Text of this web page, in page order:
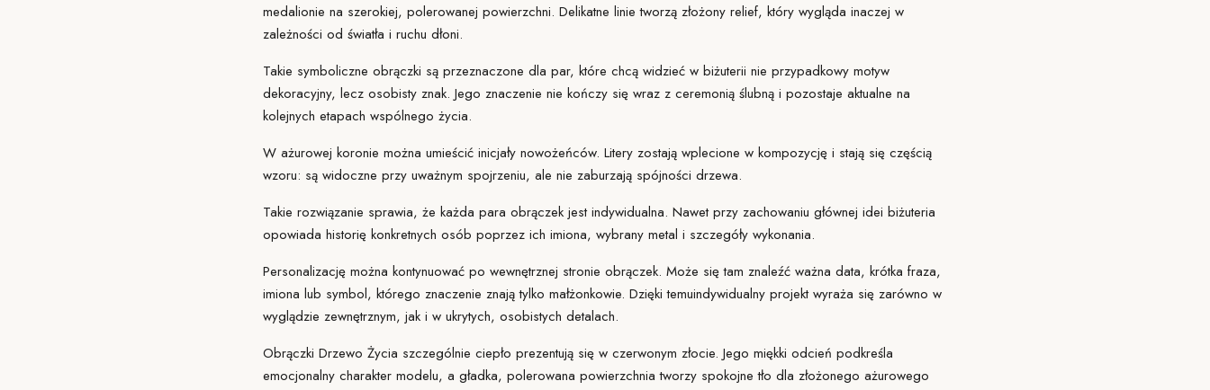
medalionie na szerokiej, polerowanej powierzchni. Delikatne linie tworzą złożony relief, który wygląda inaczej w
zależności od światła i ruchu dłoni.
Takie symboliczne obrączki są przeznaczone dla par, które chcą widzieć w biżuterii nie przypadkowy motyw
dekoracyjny, lecz osobisty znak. Jego znaczenie nie kończy się wraz z ceremonią ślubną i pozostaje aktualne na
kolejnych etapach wspólnego życia.
W ażurowej koronie można umieścić inicjały nowożeńców. Litery zostają wplecione w kompozycję i stają się częścią
wzoru: są widoczne przy uważnym spojrzeniu, ale nie zaburzają spójności drzewa.
Takie rozwiązanie sprawia, że każda para obrączek jest indywidualna. Nawet przy zachowaniu głównej idei biżuteria
opowiada historię konkretnych osób poprzez ich imiona, wybrany metal i szczegóły wykonania.
Personalizację można kontynuować po wewnętrznej stronie obrączek. Może się tam znaleźć ważna data, krótka fraza,
imiona lub symbol, którego znaczenie znają tylko małżonkowie. Dzięki temuindywidualny projektwyraża się zarówno w
wyglądzie zewnętrznym, jak i w ukrytych, osobistych detalach.
Obrączki Drzewo Życia szczególnie ciepło prezentują się w czerwonym złocie. Jego miękki odcień podkreśla
emocjonalny charakter modelu, a gładka, polerowana powierzchnia tworzy spokojne tło dla złożonego ażurowego